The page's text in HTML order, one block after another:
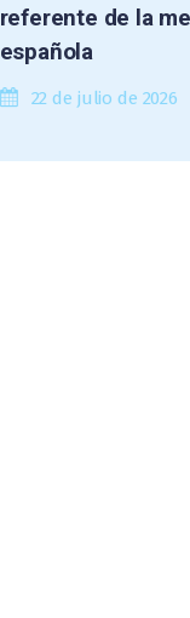
referente de la
española
22 de julio de 2026